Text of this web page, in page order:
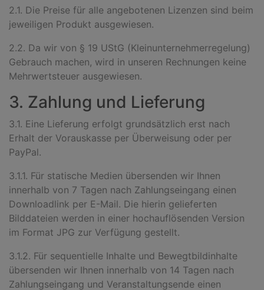
2.1. Die Preise für alle angebotenen Lizenzen sind beim
jeweiligen Produkt ausgewiesen.
2.2. Da wir von § 19 UStG (Kleinunternehmerregelung)
Gebrauch machen, wird in unseren Rechnungen keine
Mehrwertsteuer ausgewiesen.
3. Zahlung und Lieferung
3.1. Eine Lieferung erfolgt grundsätzlich erst nach
Erhalt der Vorauskasse per Überweisung oder per
PayPal.
3.1.1. Für statische Medien übersenden wir Ihnen
innerhalb von 7 Tagen nach Zahlungseingang einen
Downloadlink per E-Mail. Die hierin gelieferten
Bilddateien werden in einer hochauflösenden Version
im Format JPG zur Verfügung gestellt.
3.1.2. Für sequentielle Inhalte und Bewegtbildinhalte
übersenden wir Ihnen innerhalb von 14 Tagen nach
Zahlungseingang und Veranstaltungsende einen